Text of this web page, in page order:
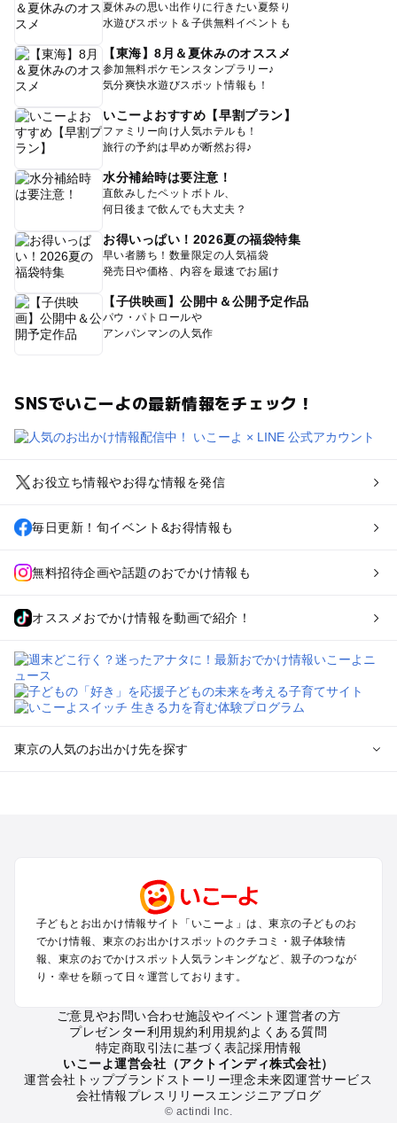
夏休みの思い出作りに行きたい夏祭り
水遊びスポット＆子供無料イベントも
【東海】8月＆夏休みのオススメ
参加無料ポケモンスタンプラリー♪
気分爽快水遊びスポット情報も！
いこーよおすすめ【早割プラン】
ファミリー向け人気ホテルも！
旅行の予約は早めが断然お得♪
水分補給時は要注意！
直飲みしたペットボトル、
何日後まで飲んでも大丈夫？
お得いっぱい！2026夏の福袋特集
早い者勝ち！数量限定の人気福袋
発売日や価格、内容を最速でお届け
【子供映画】公開中＆公開予定作品
パウ・パトロールや
アンパンマンの人気作
SNSでいこーよの最新情報をチェック！
お役立ち情報やお得な情報を発信
毎日更新！旬イベント&お得情報も
無料招待企画や話題のおでかけ情報も
オススメおでかけ情報を動画で紹介！
東京の人気のお出かけ先を探す
町田・相模原・愛川・上野原のプールお出かけ
渋谷・原宿・恵比寿・中目黒・自由が丘のプールお出かけ
池袋・赤羽・王子・巣鴨・目白・石神井のプールお出かけ
新宿・高田馬場・代々木・千駄ヶ谷のプールお出かけ
銀座・丸の内・日本橋・有楽町・築地・月島のプールお出かけ
小金井・小平・西東京・東村山・東久留米のプールお出かけ
府中・調布・狛江のプールお出かけ
青梅・奥多摩のプールお出かけ
蒲田・大森・羽田周辺のプールお出かけ
葛西・新木場・亀戸・亀有・柴又のプールお出かけ
北千住・日暮里・荒川のプールお出かけ
子どもとお出かけ情報サイト「いこーよ」は、東京の子どものお
でかけ情報、東京のお出かけスポットのクチコミ・親子体験情
報、東京のおでかけスポット人気ランキングなど、親子のつなが
り・幸せを願って日々運営しております。
ご意見やお問い合わせ施設やイベント運営者の方
プレゼンター利用規約利用規約よくある質問
特定商取引法に基づく表記採用情報
いこーよ運営会社（アクトインディ株式会社）
運営会社トップブランドストーリー理念未来図運営サービス
会社情報プレスリリース エンジニアブログ
© actindi Inc.